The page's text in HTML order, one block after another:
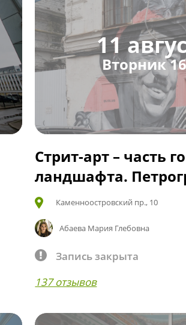
11
Вторник
Стрит-арт – часть
ландшафта.
Каменноостровский пр., 10
Абаева Мария Глебовна
Запись закрыта
137 отзывов